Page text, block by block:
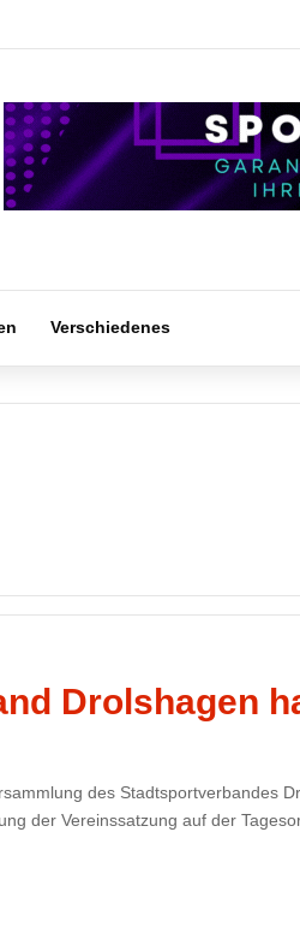
Verschiedenes
Drolshagen
des Stadtsportverbandes
der Vereinssatzung auf der